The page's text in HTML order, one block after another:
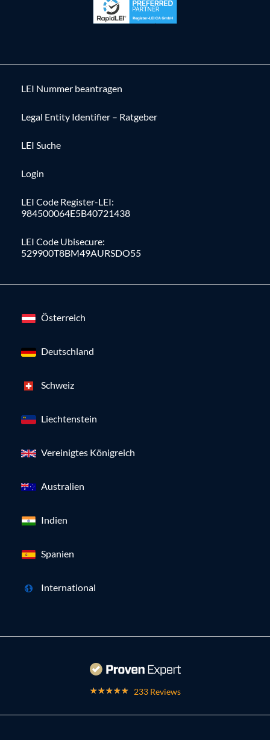
LEI Nummer beantragen
Legal Entity Identifier – Ratgeber
LEI Suche
Login
LEI Code Register-LEI:
984500064E5B40721438
LEI Code Ubisecure:
529900T8BM49AURSDO55
Österreich
Deutschland
Schweiz
Liechtenstein
Vereinigtes Königreich
Australien
Indien
Spanien
International
233 Reviews